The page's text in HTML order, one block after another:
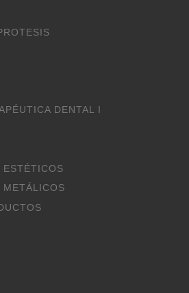
DENTAL I
ESTÉTICOS
METÁLICOS